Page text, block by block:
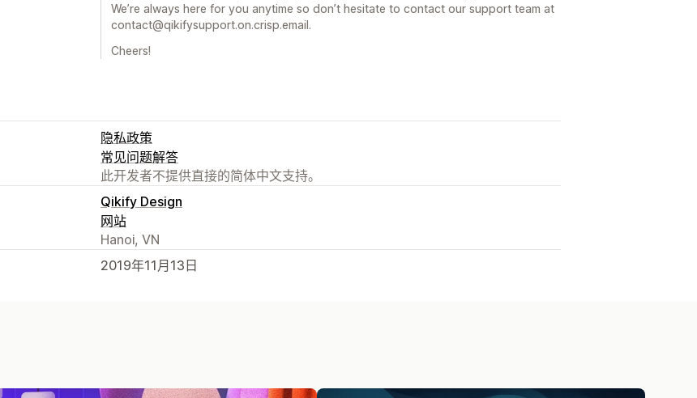
We’re always here for you anytime so don’t hesitate to contact our support team at
contact@qikifysupport.on.crisp.email.
Cheers!
隐私政策
常见问题解答
此开发者不提供直接的简体中文支持。
Qikify Design
网站
Hanoi, VN
2019年11月13日